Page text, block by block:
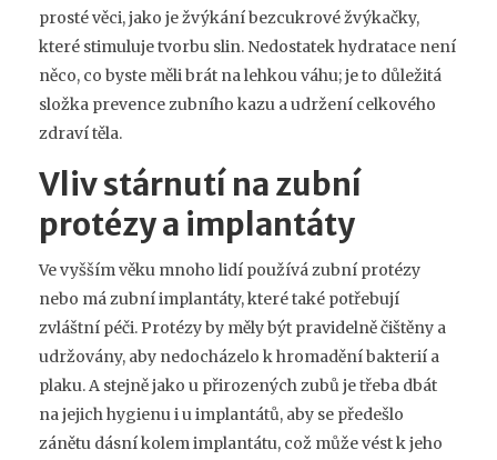
prosté věci, jako je žvýkání bezcukrové žvýkačky,
které stimuluje tvorbu slin. Nedostatek hydratace není
něco, co byste měli brát na lehkou váhu; je to důležitá
složka prevence zubního kazu a udržení celkového
zdraví těla.
Vliv stárnutí na zubní
protézy a implantáty
Ve vyšším věku mnoho lidí používá zubní protézy
nebo má zubní implantáty, které také potřebují
zvláštní péči. Protézy by měly být pravidelně čištěny a
udržovány, aby nedocházelo k hromadění bakterií a
plaku. A stejně jako u přirozených zubů je třeba dbát
na jejich hygienu i u implantátů, aby se předešlo
zánětu dásní kolem implantátu, což může vést k jeho